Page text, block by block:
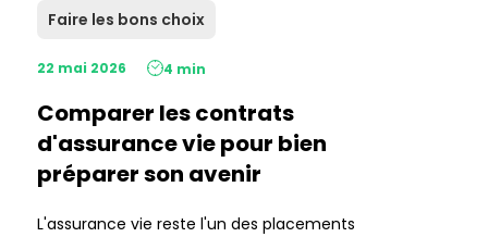
Faire les bons choix
22 mai 2026 4 min
Comparer les contrats
d'assurance vie pour bien
préparer son avenir
L'assurance vie reste l'un des placements